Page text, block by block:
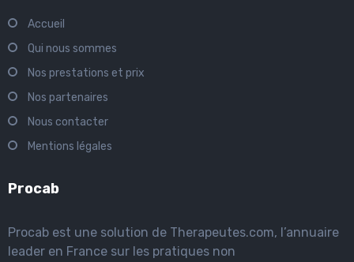
Accueil
Qui nous sommes
Nos prestations et prix
Nos partenaires
Nous contacter
Mentions légales
Procab
Procab est une solution de Therapeutes.com, l’annuaire
leader en France sur les pratiques non